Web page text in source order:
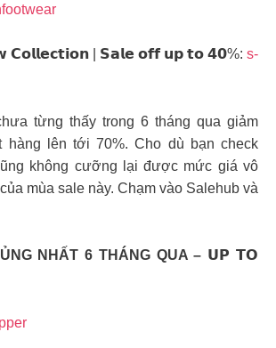
| 𝗦𝗮𝗹𝗲 𝗼𝗳𝗳 𝘂𝗽 𝘁𝗼 𝟰𝟬%: s-
từng thấy trong 6 tháng qua giảm
hàng lên tới 70%. Cho dù bạn check
không cưỡng lại được mức giá vô
mùa sale này. Chạm vào Salehub và
NHẤT 6 THÁNG QUA – 𝗨𝗣 𝗧𝗢